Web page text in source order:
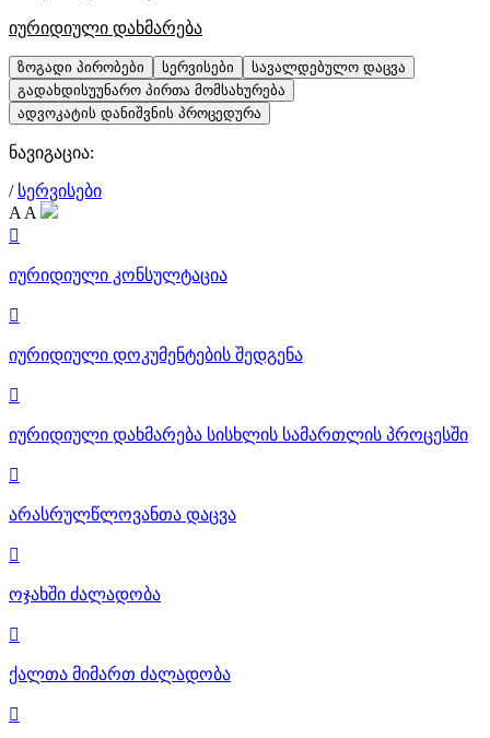
იურიდიული დახმარება
ზოგადი პირობები სერვისები
სავალდებულო დაცვა
გადახდისუუნარო პირთა მომსახურება
ადვოკატის დანიშვნის პროცედურა
ნავიგაცია:
/ სერვისები
A A

იურიდიული კონსულტაცია

იურიდიული დოკუმენტების შედგენა

იურიდიული დახმარება სისხლის სამართლის პროცესში

არასრულწლოვანთა დაცვა

ოჯახში ძალადობა

ქალთა მიმართ ძალადობა
